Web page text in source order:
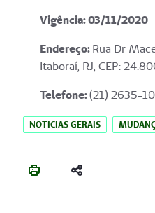
Vigência: 03/11/2020
Endereço:Rua Dr
Itaboraí, RJ, CEP:
Telefone:(21) 2635-
NOTICIAS GERAIS